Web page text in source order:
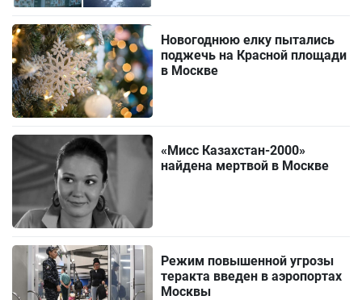
Новогоднюю елку пытались
поджечь на Красной площади
в Москве
«Мисс Казахстан-2000»
найдена мертвой в Москве
Режим повышенной угрозы
теракта введен в аэропортах
Москвы